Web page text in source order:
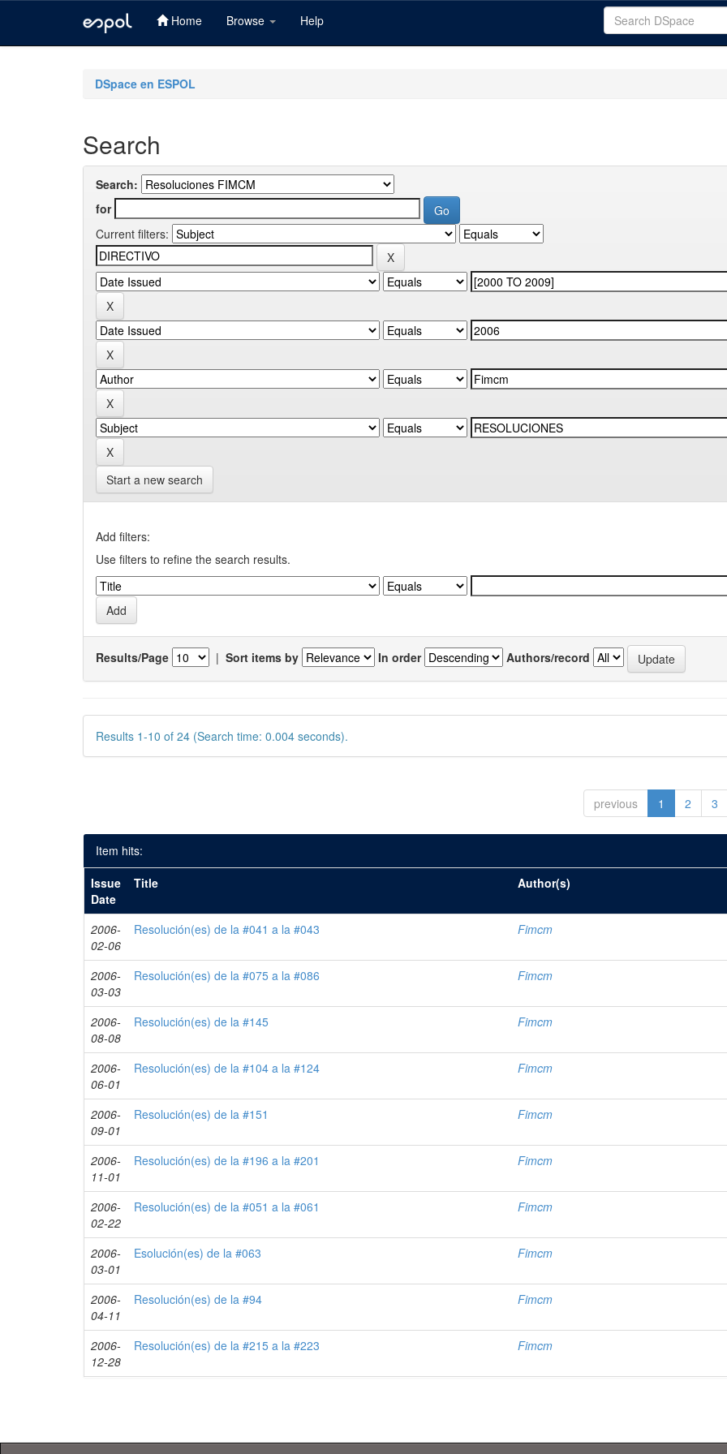
Home Browse Help
DSpace en ESPOL
Search
Search:
for
Current filters:
Start a new search
Add filters:
Use filters to refine the search results.
Results/Page | Sort items by In order Authors/record
Results 1-10 of 24 (Search time: 0.004 seconds).
previous 1 2 3
Item hits:
Issue
Date
Title Author(s)
2006-
02-06
Resolución(es) de la #041 a la #043 Fimcm
2006-
03-03
Resolución(es) de la #075 a la #086 Fimcm
2006-
08-08
Resolución(es) de la #145 Fimcm
2006-
06-01
Resolución(es) de la #104 a la #124 Fimcm
2006-
09-01
Resolución(es) de la #151 Fimcm
2006-
11-01
Resolución(es) de la #196 a la #201 Fimcm
2006-
02-22
Resolución(es) de la #051 a la #061 Fimcm
2006-
03-01
Esolución(es) de la #063 Fimcm
2006-
04-11
Resolución(es) de la #94 Fimcm
2006-
12-28
Resolución(es) de la #215 a la #223 Fimcm